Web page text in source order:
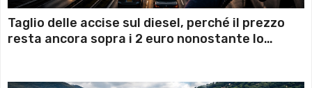
Taglio delle accise sul diesel, perché il prezzo
resta ancora sopra i 2 euro nonostante lo